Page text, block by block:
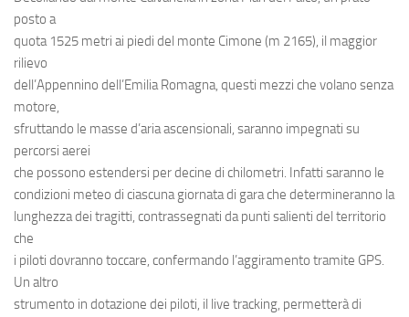
posto a
quota 1525 metri ai piedi del monte Cimone (m 2165), il maggior
rilievo
dell’Appennino dell’Emilia Romagna, questi mezzi che volano senza
motore,
sfruttando le masse d’aria ascensionali, saranno impegnati su
percorsi aerei
che possono estendersi per decine di chilometri. Infatti saranno le
condizioni meteo di ciascuna giornata di gara che determineranno la
lunghezza dei tragitti, contrassegnati da punti salienti del territorio
che
i piloti dovranno toccare, confermando l’aggiramento tramite GPS.
Un altro
strumento in dotazione dei piloti, il live tracking, permetterà di